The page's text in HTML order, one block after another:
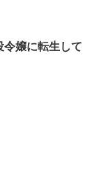
令嬢に転生して